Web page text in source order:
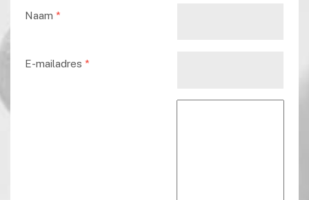
Naam *
E-mailadres *